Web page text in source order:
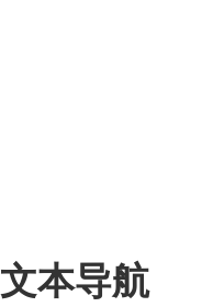
文本导航